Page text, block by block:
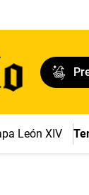
León XIV